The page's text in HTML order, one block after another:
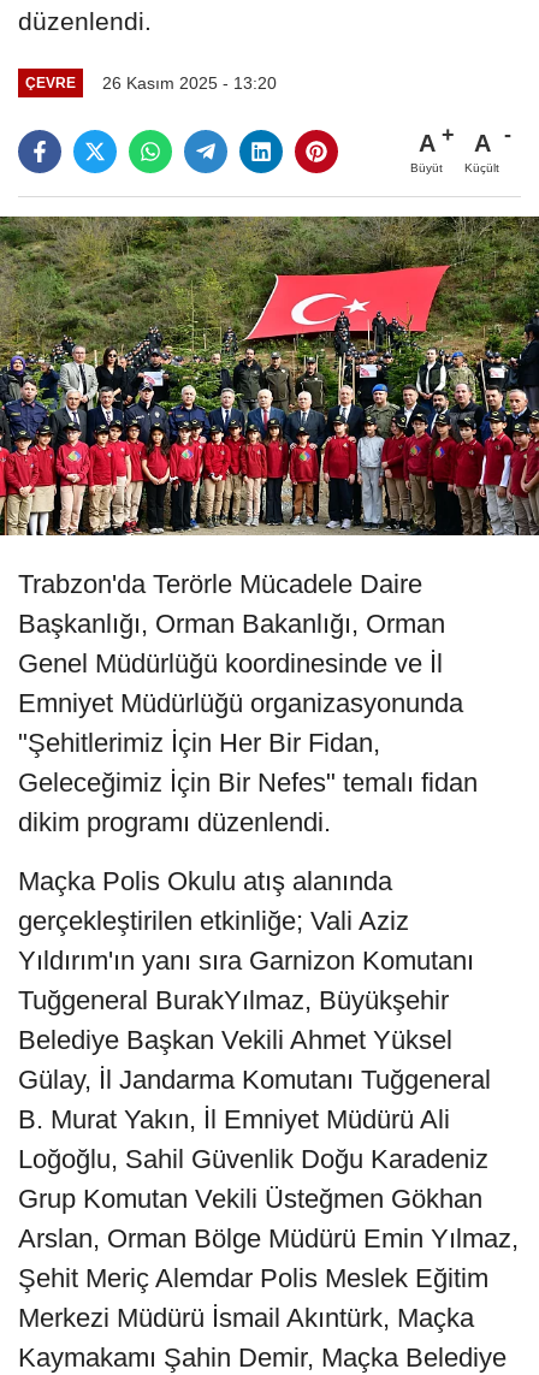
düzenlendi.
ÇEVRE 26 Kasım 2025 - 13:20
A
Büyüt
A
Küçült
Trabzon'da Terörle Mücadele Daire
Başkanlığı, Orman Bakanlığı, Orman
Genel Müdürlüğü koordinesinde ve İl
Emniyet Müdürlüğü organizasyonunda
"Şehitlerimiz İçin Her Bir Fidan,
Geleceğimiz İçin Bir Nefes" temalı fidan
dikim programı düzenlendi.
Maçka Polis Okulu atış alanında
gerçekleştirilen etkinliğe; Vali Aziz
Yıldırım'ın yanı sıra Garnizon Komutanı
Tuğgeneral BurakYılmaz, Büyükşehir
Belediye Başkan Vekili Ahmet Yüksel
Gülay, İl Jandarma Komutanı Tuğgeneral
B. Murat Yakın, İl Emniyet Müdürü Ali
Loğoğlu, Sahil Güvenlik Doğu Karadeniz
Grup Komutan Vekili Üsteğmen Gökhan
Arslan, Orman Bölge Müdürü Emin Yılmaz,
Şehit Meriç Alemdar Polis Meslek Eğitim
Merkezi Müdürü İsmail Akıntürk, Maçka
Kaymakamı Şahin Demir, Maçka Belediye